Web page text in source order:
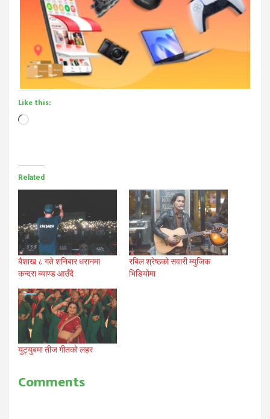
Like this:
Loading…
Related
बैशाख ८ गते शनिबार धरानमा
कन्दरा ब्याण्ड आउँदै
रबिल श्रेष्ठको सवारी म्युजिक
भिडियोमा
युट्युबमा तीज गीतको लहर
Comments